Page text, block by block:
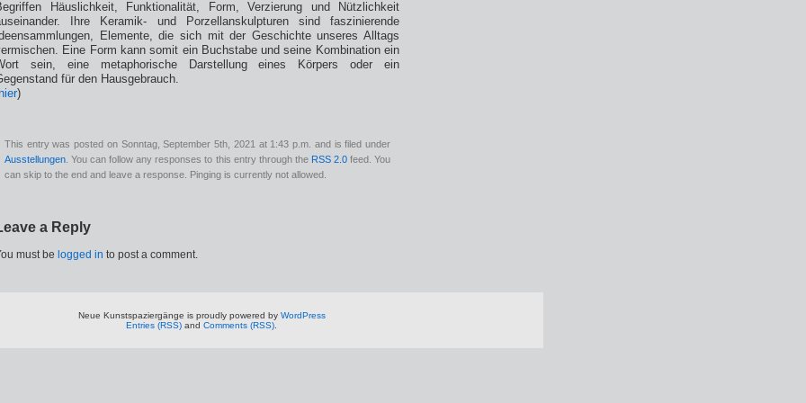
Häuslichkeit, Funktionalität, Form, Verzierung und Nützlichkeit
Ihre Keramik- und Porzellanskulpturen sind faszinierende
Elemente, die sich mit der Geschichte unseres Alltags
Eine Form kann somit ein Buchstabe und seine Kombination ein
sein, eine metaphorische Darstellung eines Körpers oder ein
für den Hausgebrauch.
)
This entry was posted on Sonntag, September 5th, 2021 at 1:43 p.m. and is filed under
Ausstellungen . You can follow any responses to this entry through the RSS 2.0feed. You
can skip to the end and leave a response. Pinging is currently not allowed.
a Reply
must be logged in to post a comment.
Neue Kunstspaziergänge is proudly powered by WordPress
Entries (RSS) and Comments (RSS)